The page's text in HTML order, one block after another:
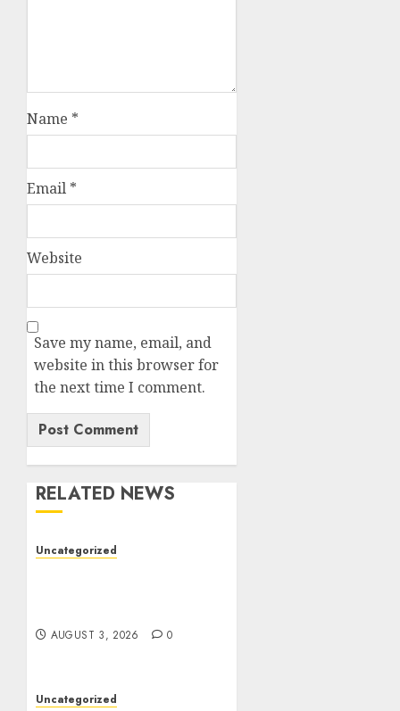
Name *
Email *
Website
Save my name, email, and
website in this browser for
the next time I comment.
RELATED NEWS
Uncategorized
AUGUST 3, 2026 0
Uncategorized